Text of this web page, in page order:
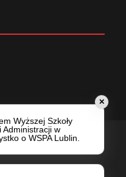
i
✕
Wyższej Szkoły
Administracji w
o WSPA Lublin.